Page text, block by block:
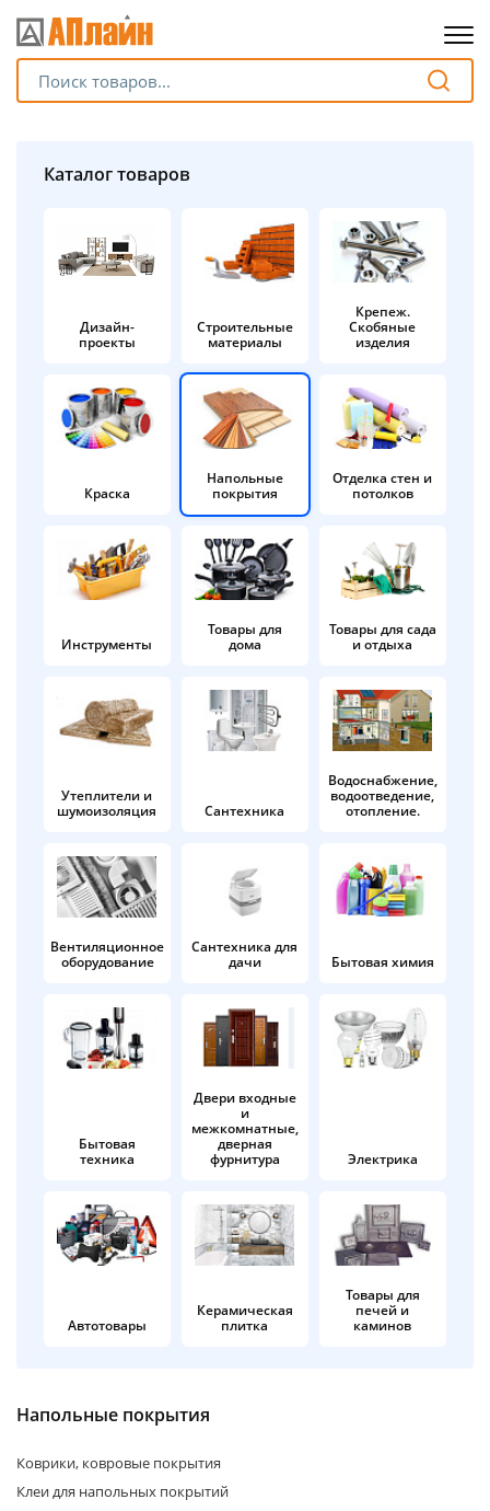
Каталог товаров
Дизайн-
проекты
Строительные
материалы
Крепеж.
Скобяные
изделия
Краска
Напольные
покрытия
Отделка стен и
потолков
Инструменты
Товары для
дома
Товары для сада
и отдыха
Утеплители и
шумоизоляция
Сантехника
Водоснабжение,
водоотведение,
отопление.
Вентиляционное
оборудование
Сантехника для
дачи
Бытовая химия
Бытовая
техника
Двери входные
и
межкомнатные,
дверная
фурнитура
Электрика
Автотовары
Керамическая
плитка
Товары для
печей и
каминов
Напольные покрытия
Коврики, ковровые покрытия
Клеи для напольных покрытий
Разбейте
без переплат
График платежей
Сегодня
%
в корзину
Оплачивайте сегодня только
25% картой любого банка
Получайте товар
выбранный способом
Оставшиеся
% будут
по25%каждые 2 недели
Подробнее
об оплате Плайтом
раз в 2
недели
Остались вопросы?
8 800 302-02-51
plait.ru